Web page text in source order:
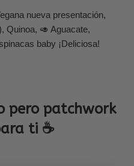
nueva presentación,
Quinoa, 🥑 Aguacate,
baby ¡Deliciosa!
pero patchwork
ti ☕